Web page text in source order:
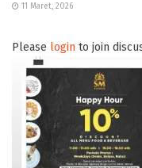
11 Maret, 2026
Please login to join